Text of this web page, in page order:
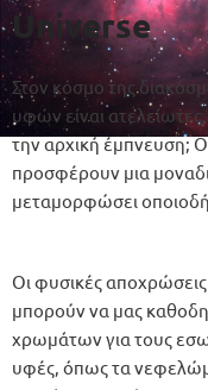
Universe
Στον κόσμο της
υφών είναι
την αρχική έμπνευση;
προσφέρουν μια
μεταμορφώσει
Οι φυσικές
μπορούν να μας
χρωμάτων για τους
υφές, όπως τα